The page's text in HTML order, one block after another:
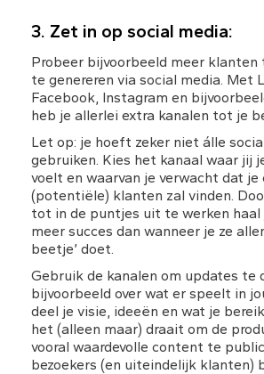
3. Zet in op social media:
Probeer bijvoorbeeld meer klanten
te genereren via social media. Met
Facebook, Instagram en
heb je allerlei extra kanalen tot je
Let op: je hoeft zeker niet álle
gebruiken. Kies het kanaal waar jij
voelt en waarvan je verwacht dat je
(potentiële) klanten zal vinden.
tot in de puntjes uit te werken haal
meer succes dan wanneer je ze
beetje’ doet.
Gebruik de kanalen om updates te
bijvoorbeeld over wat er speelt in
deel je visie, ideeën en wat je
het (alleen maar) draait om de
vooral waardevolle content te
bezoekers (en uiteindelijk klanten)